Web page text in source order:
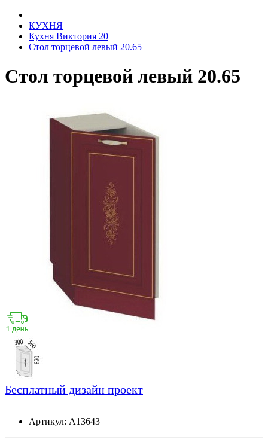
КУХНЯ
Кухня Виктория 20
Стол торцевой левый 20.65
Стол торцевой левый 20.65
Бесплатный дизайн проект
Артикул: А13643